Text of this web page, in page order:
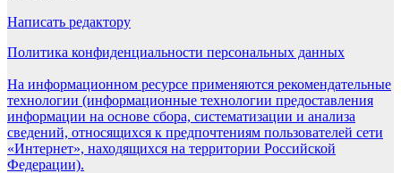
Написать редактору
Политика конфиденциальности персональных данных
На информационном ресурсе применяются рекомендательные
технологии (информационные технологии предоставления
информации на основе сбора, систематизации и анализа
сведений, относящихся к предпочтениям пользователей сети
«Интернет», находящихся на территории Российской
Федерации).